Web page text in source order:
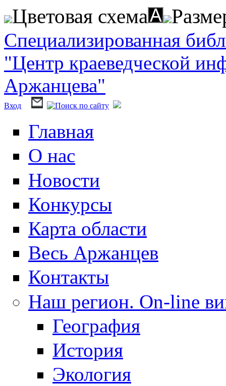
Перейти к основному содержанию
Цветовая схема
Специализированная
"Центр краеведческой
Аржанцева"
Вход
Главная
О нас
Новости
Конкурсы
Карта области
Весь Аржанцев
Контакты
Наш регион. On-line
География
История
Экология